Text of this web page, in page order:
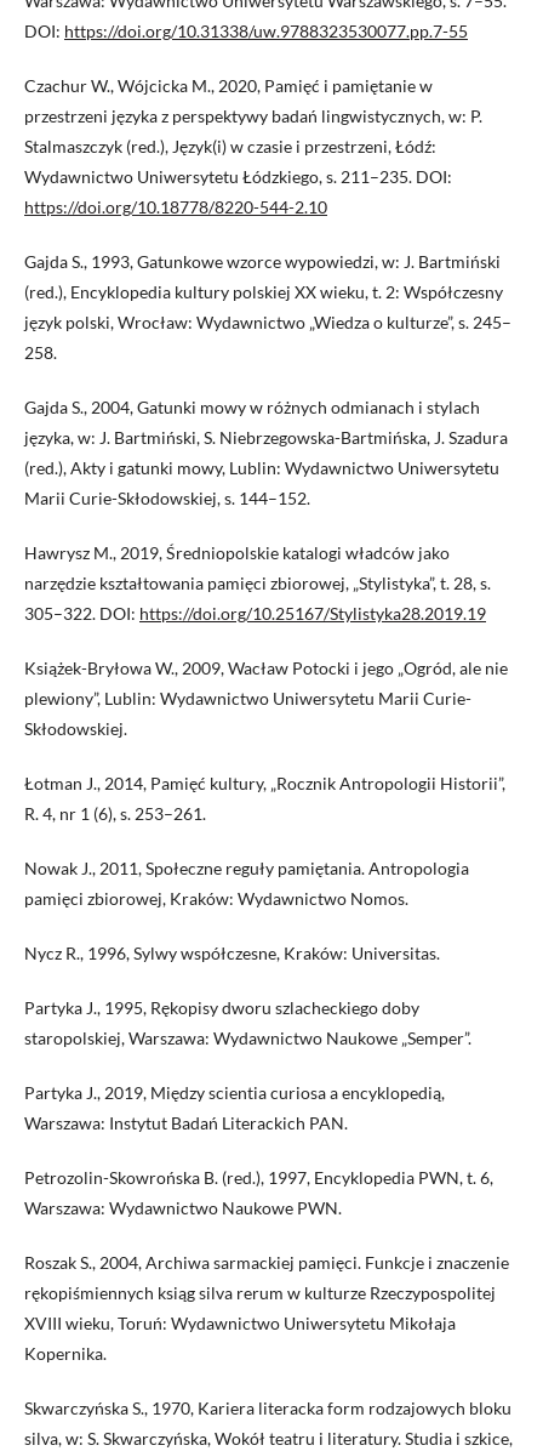
DOI: https://doi.org/10.31338/uw.9788323530077.pp.7-55
Czachur W., Wójcicka M., 2020, Pamięć i pamiętanie w
przestrzeni języka z perspektywy badań lingwistycznych, w: P.
Stalmaszczyk (red.), Język(i) w czasie i przestrzeni, Łódź:
Wydawnictwo Uniwersytetu Łódzkiego, s. 211–235. DOI:
https://doi.org/10.18778/8220-544-2.10
Gajda S., 1993, Gatunkowe wzorce wypowiedzi, w: J. Bartmiński
(red.), Encyklopedia kultury polskiej XX wieku, t. 2: Współczesny
język polski, Wrocław: Wydawnictwo „Wiedza o kulturze”, s. 245–
258.
Gajda S., 2004, Gatunki mowy w różnych odmianach i stylach
języka, w: J. Bartmiński, S. Niebrzegowska-Bartmińska, J. Szadura
(red.), Akty i gatunki mowy, Lublin: Wydawnictwo Uniwersytetu
Marii Curie-Skłodowskiej, s. 144–152.
Hawrysz M., 2019, Średniopolskie katalogi władców jako
narzędzie kształtowania pamięci zbiorowej, „Stylistyka”, t. 28, s.
305–322. DOI: https://doi.org/10.25167/Stylistyka28.2019.19
Książek-Bryłowa W., 2009, Wacław Potocki i jego „Ogród, ale nie
plewiony”, Lublin: Wydawnictwo Uniwersytetu Marii Curie-
Skłodowskiej.
Łotman J., 2014, Pamięć kultury, „Rocznik Antropologii Historii”,
R. 4, nr 1 (6), s. 253–261.
Nowak J., 2011, Społeczne reguły pamiętania. Antropologia
pamięci zbiorowej, Kraków: Wydawnictwo Nomos.
Nycz R., 1996, Sylwy współczesne, Kraków: Universitas.
Partyka J., 1995, Rękopisy dworu szlacheckiego doby
staropolskiej, Warszawa: Wydawnictwo Naukowe „Semper”.
Partyka J., 2019, Między scientia curiosa a encyklopedią,
Warszawa: Instytut Badań Literackich PAN.
Petrozolin-Skowrońska B. (red.), 1997, Encyklopedia PWN, t. 6,
Warszawa: Wydawnictwo Naukowe PWN.
Roszak S., 2004, Archiwa sarmackiej pamięci. Funkcje i znaczenie
rękopiśmiennych ksiąg silva rerum w kulturze Rzeczypospolitej
XVIII wieku, Toruń: Wydawnictwo Uniwersytetu Mikołaja
Kopernika.
Skwarczyńska S., 1970, Kariera literacka form rodzajowych bloku
silva, w: S. Skwarczyńska, Wokół teatru i literatury. Studia i szkice,